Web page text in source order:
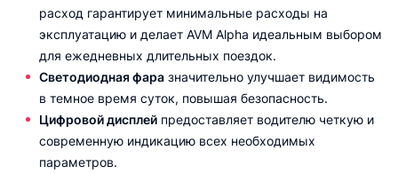
расход гарантирует минимальные расходы на
эксплуатацию и делает AVM Alpha идеальным выбором
для ежедневных длительных поездок.
Светодиодная фара значительно улучшает видимость
в темное время суток, повышая безопасность.
Цифровой дисплей предоставляет водителю четкую и
современную индикацию всех необходимых
параметров.